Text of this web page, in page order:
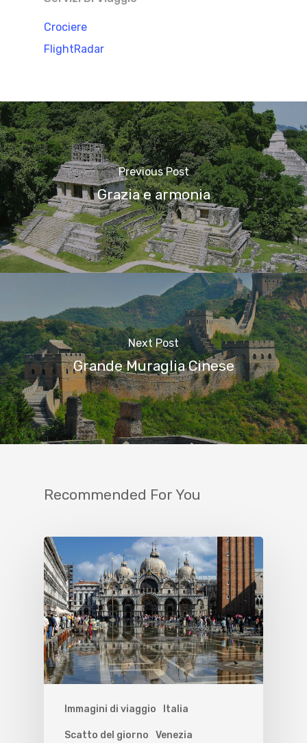
Crociere
FlightRadar
Previous Post
Grazia e armonia
Next Post
Grande Muraglia Cinese
Recommended For You
Immagini di viaggio Italia
Scatto del giorno Venezia